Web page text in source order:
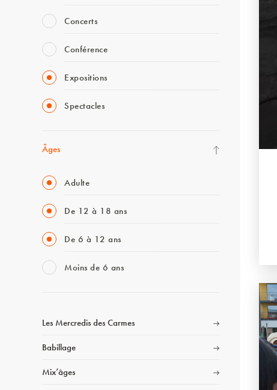
Concerts
Conférence
Expositions
Spectacles
Âges
Adulte
De 12 à 18 ans
De 6 à 12 ans
Moins de 6 ans
Les Mercredis des Carmes
Babillage
Mix’âges